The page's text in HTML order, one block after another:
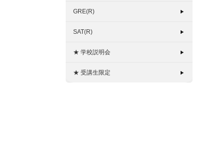
GRE(R)
SAT(R)
★ 学校説明会
★ 受講生限定